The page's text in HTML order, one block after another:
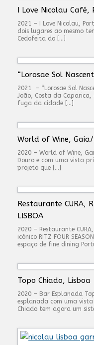
I Love Nicolau Café,
2021 – I Love Nicolau,
dois lugares ao mesmo
Cedofeita do […]
“Lorosae Sol
2021 – “Lorosae Sol
João, Costa da Caparica,
fuga da cidade […]
World of Wine,
2020 – World of Wine,
Douro e com uma vista
projeto que […]
Restaurante CURA,
LISBOA
2020 – Restaurante CURA,
icónico RITZ FOUR
espaço de fine dining
Topo Chiado, Lisboa
2020 – Bar Esplanada
esplanada com uma
Chiado tem agora um